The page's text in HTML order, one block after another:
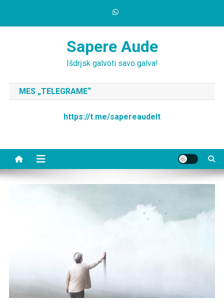
Sapere Aude
Išdrįsk galvoti savo galva!
MES „TELEGRAME“
https://t.me/sapereaudelt